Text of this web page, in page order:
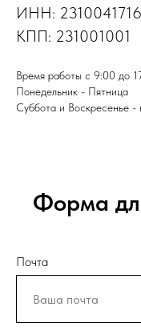
ИНН: 2310041716
КПП: 231001001
Время работы с 9:00 до
Понедельник - Пятница
Суббота и Воскресенье -
Форма
Почта